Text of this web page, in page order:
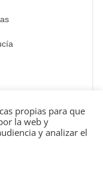
propias para que
la web y
y analizar el